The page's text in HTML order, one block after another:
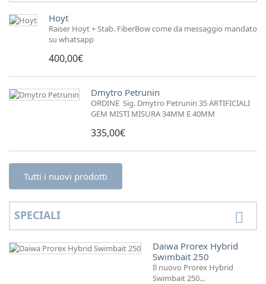
Hoyt
Raiser Hoyt + Stab. FiberBow come da messaggio mandato
su whatsapp
400,00€
Dmytro Petrunin
ORDINE Sig. Dmytro Petrunin 35 ARTIFICIALI
GEM MISTI MISURA 34MM E 40MM
335,00€
Tutti i nuovi prodotti
SPECIALI
Daiwa Prorex Hybrid
Swimbait 250
Il nuovo Prorex Hybrid
Swimbait 250...